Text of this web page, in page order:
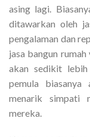
asing lagi.
ditawarkan oleh
pengalaman dan
jasa bangun
akan sedikit lebih
pemula biasanya
menarik simpati
mereka.